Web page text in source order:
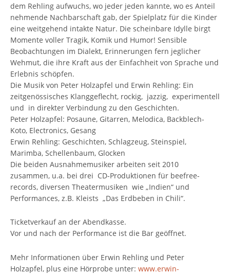
dem Rehling aufwuchs, wo jeder jeden kannte, wo es Anteil
nehmende Nachbarschaft gab, der Spielplatz für die Kinder
eine weitgehend intakte Natur. Die scheinbare Idylle birgt
Momente voller Tragik, Komik und Humor! Sensible
Beobachtungen im Dialekt, Erinnerungen fern jeglicher
Wehmut, die ihre Kraft aus der Einfachheit von Sprache und
Erlebnis schöpfen.
Die Musik von Peter Holzapfel und Erwin Rehling: Ein
zeitgenössisches Klanggeflecht, rockig, jazzig, experimentell
und in direkter Verbindung zu den Geschichten.
Peter Holzapfel: Posaune, Gitarren, Melodica, Backblech-
Koto, Electronics, Gesang
Erwin Rehling: Geschichten, Schlagzeug, Steinspiel,
Marimba, Schellenbaum, Glocken
Die beiden Ausnahmemusiker arbeiten seit 2010
zusammen, u.a. bei drei CD-Produktionen für beefree-
records, diversen Theatermusiken wie „Indien“ und
Performances, z.B. Kleists „Das Erdbeben in Chili“.
Ticketverkauf an der Abendkasse.
Vor und nach der Performance ist die Bar geöffnet.
Mehr Informationen über Erwin Rehling und Peter
Holzapfel, plus eine Hörprobe unter: www.erwin-